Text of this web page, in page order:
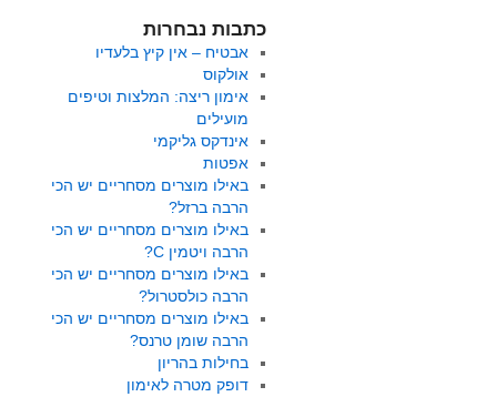
כתבות נבחרות
אבטיח – אין קיץ בלעדיו
אולקוס
אימון ריצה: המלצות וטיפים
מועילים
אינדקס גליקמי
אפטות
באילו מוצרים מסחריים יש הכי
הרבה ברזל?
באילו מוצרים מסחריים יש הכי
הרבה ויטמין C?
באילו מוצרים מסחריים יש הכי
הרבה כולסטרול?
באילו מוצרים מסחריים יש הכי
הרבה שומן טרנס?
בחילות בהריון
דופק מטרה לאימון